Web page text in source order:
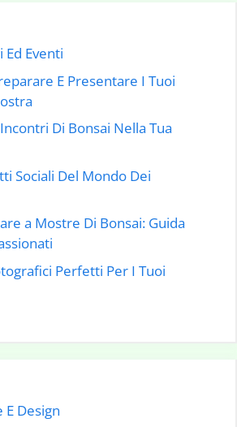
Ed Eventi
E Presentare I Tuoi
Di Bonsai Nella Tua
Sociali Del Mondo Dei
a Mostre Di Bonsai: Guida
Perfetti Per I Tuoi
E Design